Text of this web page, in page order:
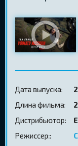
Дата выпуска:
Длина фильма:
Дистрибьютор:
Режиссер::